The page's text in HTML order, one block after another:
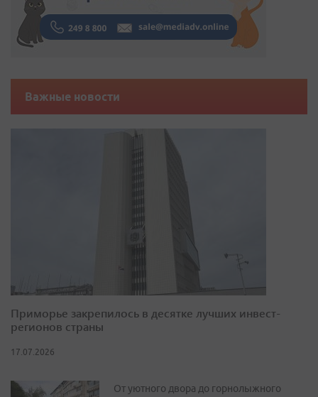
Важные новости
Приморье закрепилось в десятке лучших инвест-
регионов страны
17.07.2026
От уютного двора до горнолыжного